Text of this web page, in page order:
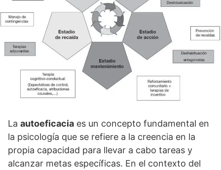
La autoeficacia es un concepto fundamental en
la psicologí­a que se refiere a la creencia en la
propia capacidad para llevar a cabo tareas y
alcanzar metas especí­ficas. En el contexto del